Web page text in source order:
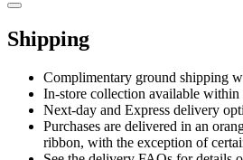
Shipping
Complimentary ground shipping
In-store collection available within
Next-day and Express delivery
Purchases are delivered in an
ribbon, with the exception of